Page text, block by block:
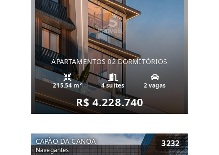
APARTAMENTOS 02 DORMITÓRIOS
215.54 m² 4 suítes 2 vagas
R$ 4.228.740
CAPÃO DA CANOA
Navegantes
3232